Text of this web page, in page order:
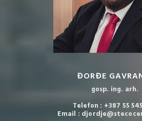
ĐORĐE
gosp. ing. arh.
Telefon : +387 55
Email :